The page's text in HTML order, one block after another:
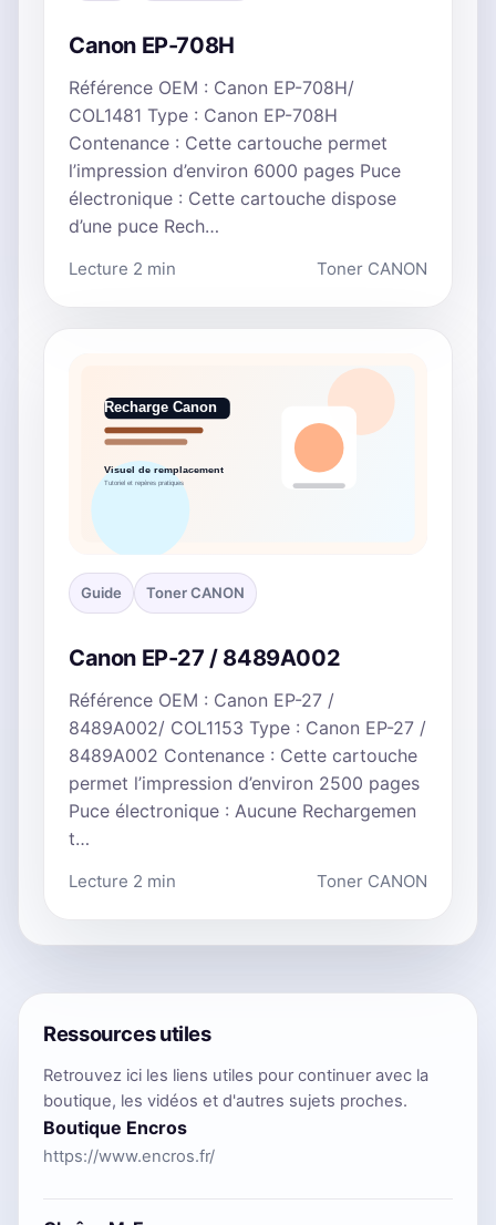
Canon EP-708H
Référence OEM : Canon EP-708H/
COL1481 Type : Canon EP-708H
Contenance : Cette cartouche permet
l’impression d’environ 6000 pages Puce
électronique : Cette cartouche dispose
d’une puce Rech…
Lecture 2 min Toner CANON
Guide Toner CANON
Canon EP-27 / 8489A002
Référence OEM : Canon EP-27 /
8489A002/ COL1153 Type : Canon EP-27 /
8489A002 Contenance : Cette cartouche
permet l’impression d’environ 2500 pages
Puce électronique : Aucune Rechargemen
t…
Lecture 2 min Toner CANON
Ressources utiles
Retrouvez ici les liens utiles pour continuer avec la
boutique, les vidéos et d'autres sujets proches.
Boutique Encros
https://www.encros.fr/